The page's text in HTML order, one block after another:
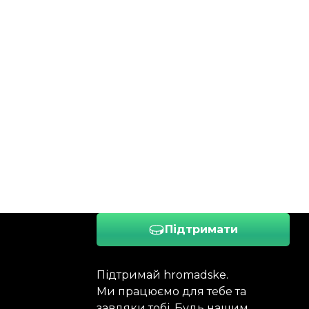
Підтримати
Підтримай hromadske.
Ми працюємо для тебе та